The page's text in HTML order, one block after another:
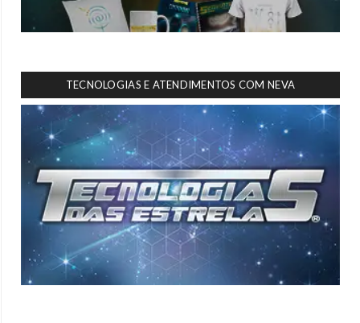
TECNOLOGIAS E ATENDIMENTOS COM NEVA